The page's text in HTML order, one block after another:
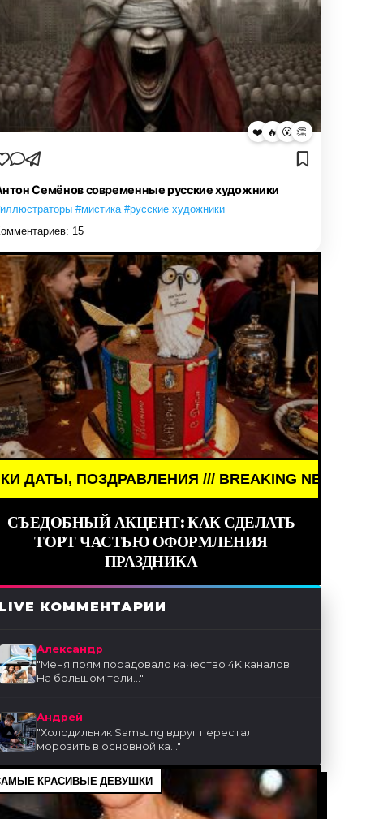
❤️ 🔥 😮 👏
Семёнов современные русские художники
#мистика #русские художники
15
/// BREAKING NEWS /// НОВОСТИ (СМИ) ///
СЪЕДОБНЫЙ АКЦЕНТ: КАК СДЕЛАТЬ
ТОРТ ЧАСТЬЮ ОФОРМЛЕНИЯ
ПРАЗДНИКА
LIVE КОММЕНТАРИИ
Александр
"Меня прям порадовало качество 4K каналов.
На большом тели..."
Андрей
"Холодильник Samsung вдруг перестал
морозить в основной ка..."
КРАСИВЫЕ ДЕВУШКИ